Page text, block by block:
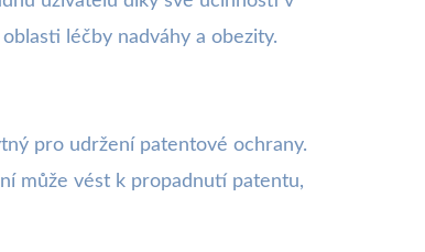
léčby nadváhy a obezity.
pro udržení patentové ochrany.
může vést k propadnutí patentu,